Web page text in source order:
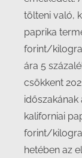
tölteni való,
paprika
forint/
ára 5
csökkent
kaliforniai
forint/
hetében az